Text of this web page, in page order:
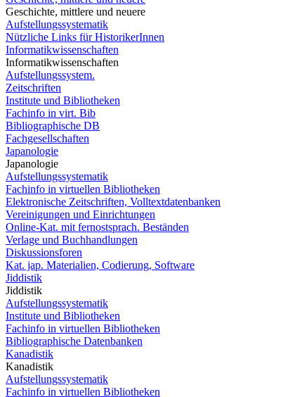
Geschichte, mittlere und neuere
Aufstellungssystematik
Nützliche Links für HistorikerInnen
Informatikwissenschaften
Informatikwissenschaften
Aufstellungssystem.
Zeitschriften
Institute und Bibliotheken
Fachinfo in virt. Bib
Bibliographische DB
Fachgesellschaften
Japanologie
Japanologie
Aufstellungssystematik
Fachinfo in virtuellen Bibliotheken
Elektronische Zeitschriften, Volltextdatenbanken
Vereinigungen und Einrichtungen
Online-Kat. mit fernostsprach. Beständen
Verlage und Buchhandlungen
Diskussionsforen
Kat. jap. Materialien, Codierung, Software
Jiddistik
Jiddistik
Aufstellungssystematik
Institute und Bibliotheken
Fachinfo in virtuellen Bibliotheken
Bibliographische Datenbanken
Kanadistik
Kanadistik
Aufstellungssystematik
Fachinfo in virtuellen Bibliotheken